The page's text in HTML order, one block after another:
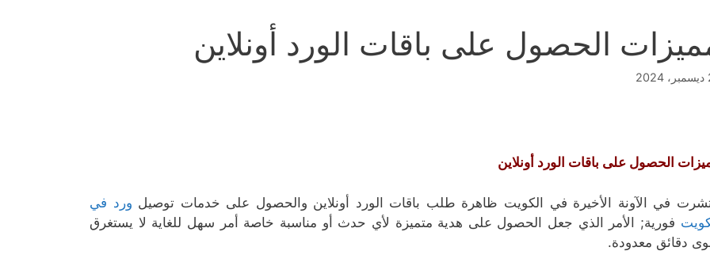
الحصول على باقات الورد أونلاين
الحصول على باقات الورد أونلاين
في الآونة الأخيرة في الكويت ظاهرة طلب باقات الورد أونلاين والحصول على خدمات توصيل ورد في
فورية; الأمر الذي جعل الحصول على هدية متميزة لأي حدث أو مناسبة خاصة أمر سهل للغاية لا يستغرق
دقائق معدودة.